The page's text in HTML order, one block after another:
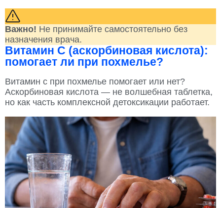
Важно! Не принимайте самостоятельно без
назначения врача.
Витамин C (аскорбиновая кислота):
помогает ли при похмелье?
Витамин с при похмелье помогает или нет?
Аскорбиновая кислота — не волшебная таблетка,
но как часть комплексной детоксикации работает.